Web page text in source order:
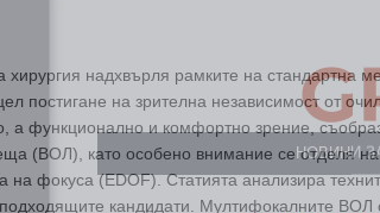
хирургия надхвърля рамките на стандартна
постигане на зрителна независимост от
а функционално и комфортно зрение,
(ВОЛ), като особено внимание се отделя
фокуса (EDOF). Статията анализира
кандидати. Мултифокалните ВОЛ
НОВИНИ
За да можеда виждате